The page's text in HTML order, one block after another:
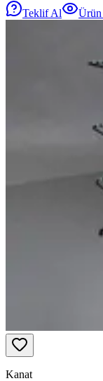
Teklif Al
Ürün
Kanat